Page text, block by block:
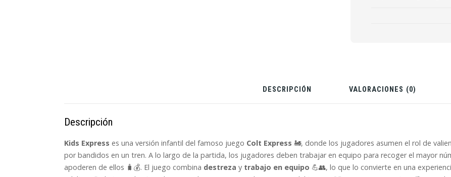
DESCRIPCIÓN VALORACIONES (0)
Descripción
Kids Express es una versión infantil del famoso juego Colt Express 🚂, donde los jugadores asumen el rol de
por bandidos en un tren. A lo largo de la partida, los jugadores deben trabajar en equipo para recoger el mayor
apoderen de ellos 🧳💰. El juego combina destreza y trabajo en equipo 💪👥, lo que lo convierte en una